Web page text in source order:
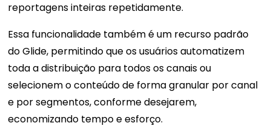
reportagens inteiras repetidamente.
Essa funcionalidade também é um recurso padrão
do Glide, permitindo que os usuários automatizem
toda a distribuição para todos os canais ou
selecionem o conteúdo de forma granular por canal
e por segmentos, conforme desejarem,
economizando tempo e esforço.